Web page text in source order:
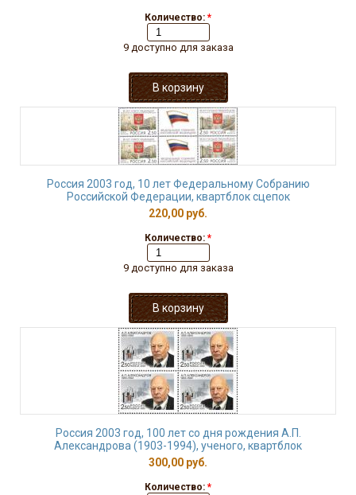
Количество: *
9 доступно для заказа
Россия 2003 год, 10 лет Федеральному Собранию
Российской Федерации, квартблок сцепок
220,00 руб.
Количество: *
9 доступно для заказа
Россия 2003 год, 100 лет со дня рождения А.П.
Александрова (1903-1994), ученого, квартблок
300,00 руб.
Количество: *